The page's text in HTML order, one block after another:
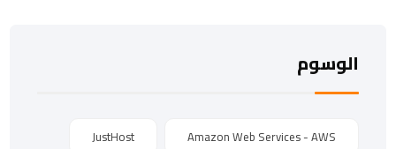
الوسوم
Amazon Web Services - AWS
JustHost